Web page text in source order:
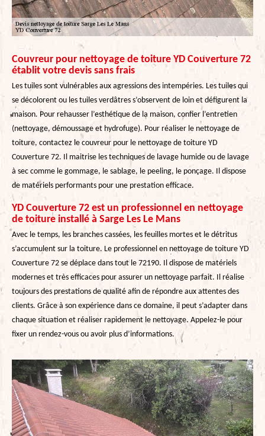
Couvreur pour nettoyage de toiture YD Couverture 72
établit votre devis sans frais
Les tuiles sont vulnérables aux agressions des intempéries. Les tuiles qui
se décolorent ou les tuiles verdâtres s’observent de loin et défigurent la
maison. Pour rehausser l’esthétique de la maison, confier l’entretien
(nettoyage, démoussage et hydrofuge). Pour réaliser le nettoyage de
toiture, contactez le couvreur pour le nettoyage de toiture YD
Couverture 72. Il maitrise les techniques de lavage humide ou de lavage
à sec comme le gommage, le sablage, le peeling, le ponçage. Il dispose
de matériels performants pour une prestation efficace.
YD Couverture 72 est un professionnel en nettoyage
de toiture installé à Sarge Les Le Mans
Avec le temps, les branches cassées, les feuilles mortes et le détritus
s’accumulent sur la toiture. Le professionnel en nettoyage de toiture YD
Couverture 72 se déplace dans tout le 72190. Il dispose de matériels
modernes et très efficaces pour assurer un nettoyage parfait. Il réalise
toujours des prestations de qualité afin de répondre aux attentes des
clients. Grâce à son expérience dans ce domaine, il peut s’adapter dans
chaque situation et réaliser rapidement le nettoyage. Appelez-le pour
fixer un rendez-vous ou avoir plus d’informations.